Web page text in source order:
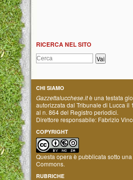
RICERCA NEL SITO
CHI SIAMO
Gazzettalucchese.itè una testata
autorizzata dal Tribunale di Lucca il
al n. 864 del Registro periodici.
Direttore responsabile: Fabrizio
COPYRIGHT
Questa opera è pubblicata sotto una
Commons.
RUBRICHE